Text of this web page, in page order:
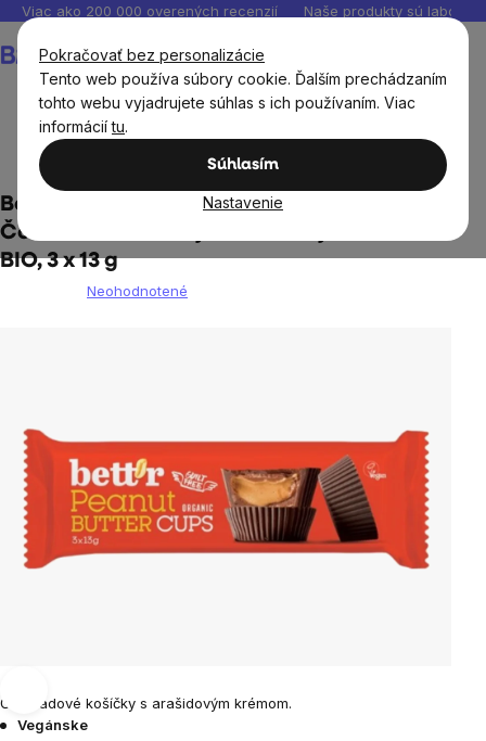
Pokračovať bez personalizácie
Tento web používa súbory cookie. Ďalším prechádzaním
tohto webu vyjadrujete súhlas s ich používaním. Viac
informáciítu.
Súhlasím
Nastavenie
Prejsť
obsah
Viac ako 200 000 overených recenzií Naše produkty sú
košík
Bett'r Organic Almond Butter Cups,
Čokoládové košíčky s arašidovým krémom
BIO, 3 x 13 g
hviezdičiek.
Neohodnotené
Čokoládové košíčky s arašidovým krémom.
Vegánske